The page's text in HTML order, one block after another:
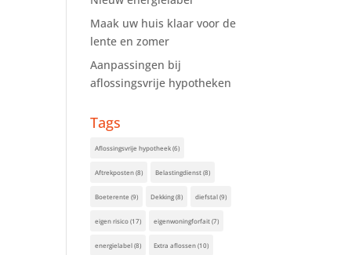
Maak uw huis klaar voor de
lente en zomer
Aanpassingen bij
aflossingsvrije hypotheken
Tags
Aflossingsvrije hypotheek(6)
Aftrekposten(8) Belastingdienst(8)
Boeterente (9) Dekking(8) diefstal(9)
eigen risico(17) eigenwoningforfait(7)
energielabel(8) Extra aflossen(10)